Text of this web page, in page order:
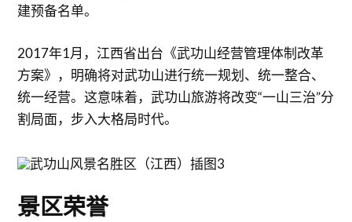
建预备名单。
2017年1月，江西省出台《武功山经营管理体制改革
方案》，明确将对武功山进行统一规划、统一整合、
统一经营。这意味着，武功山旅游将改变“一山三治”分
割局面，步入大格局时代。
景区荣誉